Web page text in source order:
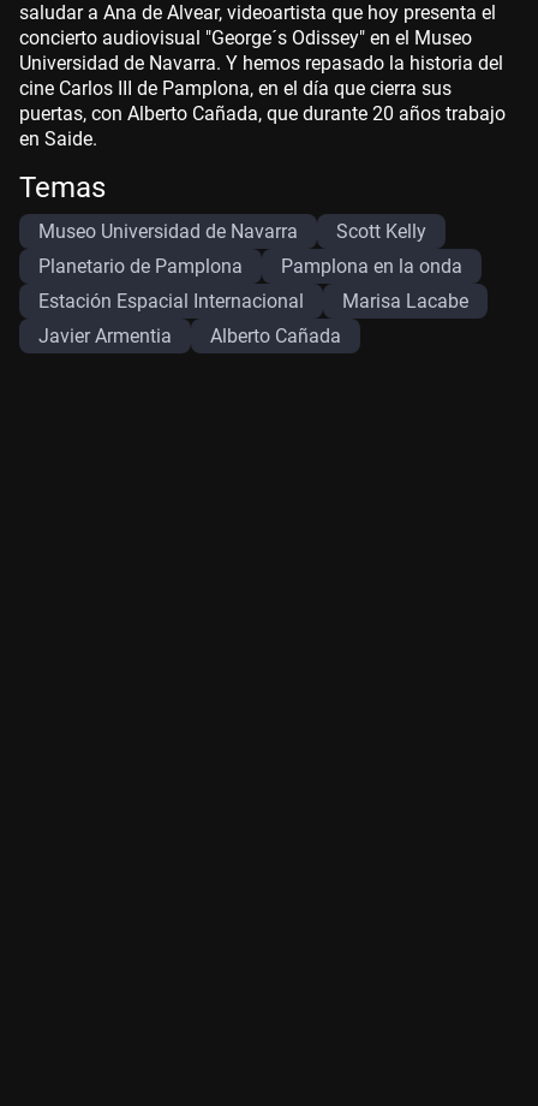
saludar a Ana de Alvear, videoartista que hoy presenta el
concierto audiovisual "George´s Odissey" en el Museo
Universidad de Navarra. Y hemos repasado la historia del
cine Carlos III de Pamplona, en el día que cierra sus
puertas, con Alberto Cañada, que durante 20 años trabajo
en Saide.
Temas
Museo Universidad de Navarra
Scott Kelly
Planetario de Pamplona
Pamplona en la onda
Estación Espacial Internacional
Marisa Lacabe
Javier Armentia
Alberto Cañada